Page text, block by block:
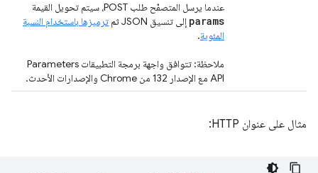
عندما يرسل المتصفّح طلب POST، سيتم تحويل القيمة
params إلى تنسيق JSON ثم
ترميزها باستخدام النسبة
المئوية.
ملاحظة: تتوافق واجهة برمجة التطبيقات Parameters
API مع الإصدار 132 من Chrome والإصدارات الأحدث.
مثال على عنوان HTTP: